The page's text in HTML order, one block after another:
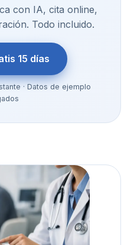
con IA, cita online,
Todo incluido.
15 días
· Datos de ejemplo